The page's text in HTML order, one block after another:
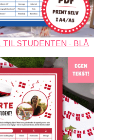
TIL STUDENTEN - BLÅ